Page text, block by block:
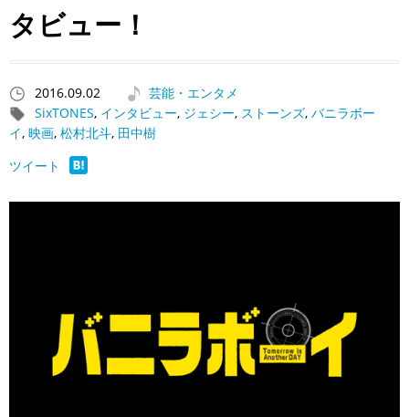
タビュー！
2016.09.02
芸能・エンタメ
SixTONES, インタビュー, ジェシー, ストーンズ, バニラボー
イ, 映画, 松村北斗, 田中樹
ツイート